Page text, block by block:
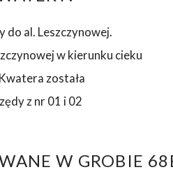
do al. Leszczynowej.
w kierunku cieku
została
z nr 01 i 02
W GROBIE